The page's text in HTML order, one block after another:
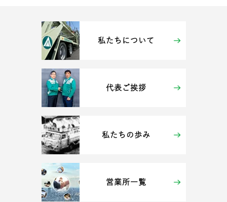
私たちについて
代表ご挨拶
私たちの歩み
営業所一覧